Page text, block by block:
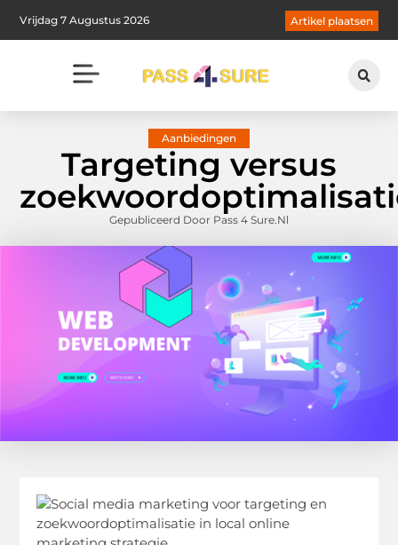
Vrijdag 7 Augustus 2026 Artikel plaatsen
Aanbiedingen
Targeting versus
Gepubliceerd Door Pass 4 Sure.nl